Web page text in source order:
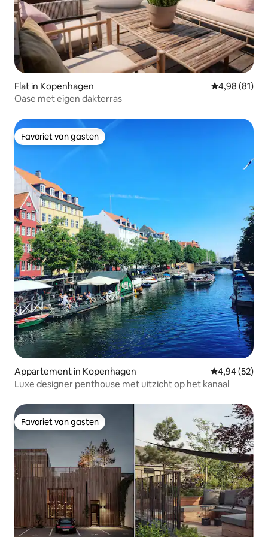
Flat in Kopenhagen Gemiddelde
4,98 (81)
Oase met eigen dakterras
Favoriet van gasten
Favoriet van gasten
Appartement in Kopenhagen Gemiddelde
4,94 (52)
Luxe designer penthouse met uitzicht op het kanaal
Favoriet van gasten
Favoriet van gasten